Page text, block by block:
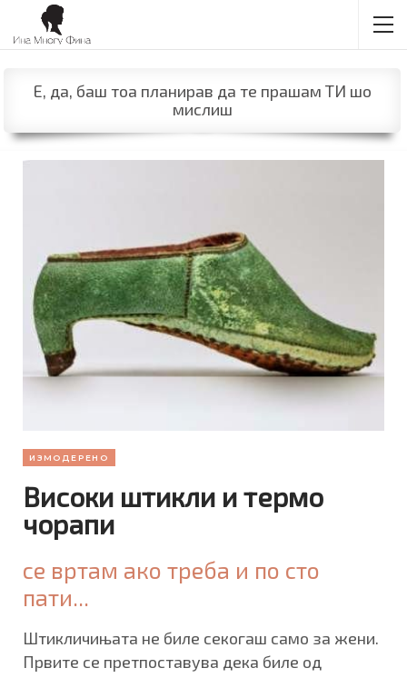
Е, да, баш тоа планирав да те прашам ТИ шо
мислиш
ИЗМОДЕРЕНО
Високи штикли и термо
чорапи
се вртам ако треба и по сто
пати...
Штикличињата не биле секогаш само за жени.
Првите се претпоставува дека биле од